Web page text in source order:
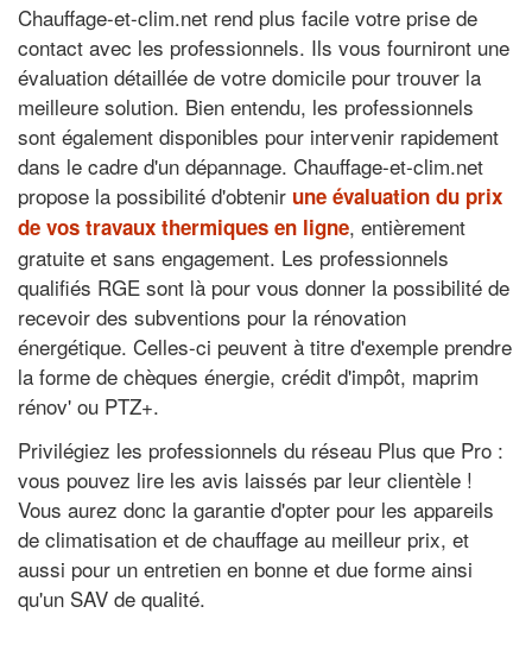
Chauffage-et-clim.net rend plus facile votre prise de
contact avec les professionnels. Ils vous fourniront une
évaluation détaillée de votre domicile pour trouver la
meilleure solution. Bien entendu, les professionnels
sont également disponibles pour intervenir rapidement
dans le cadre d'un dépannage. Chauffage-et-clim.net
propose la possibilité d'obtenir une évaluation du prix
de vos travaux thermiques en ligne, entièrement
gratuite et sans engagement. Les professionnels
qualifiés RGE sont là pour vous donner la possibilité de
recevoir des subventions pour la rénovation
énergétique. Celles-ci peuvent à titre d'exemple prendre
la forme de chèques énergie, crédit d'impôt, maprim
rénov' ou PTZ+.
Privilégiez les professionnels du réseau Plus que Pro :
vous pouvez lire les avis laissés par leur clientèle !
Vous aurez donc la garantie d'opter pour les appareils
de climatisation et de chauffage au meilleur prix, et
aussi pour un entretien en bonne et due forme ainsi
qu'un SAV de qualité.